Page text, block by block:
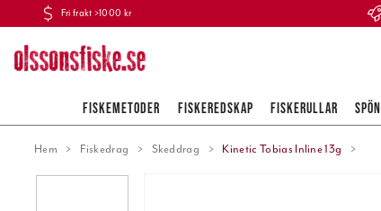
Fri frakt >1000 kr
FISKEMETODER FISKEREDSKAP FISKERULLAR SPÖN
Hem Fiskedrag Skeddrag Kinetic Tobias Inline 13g